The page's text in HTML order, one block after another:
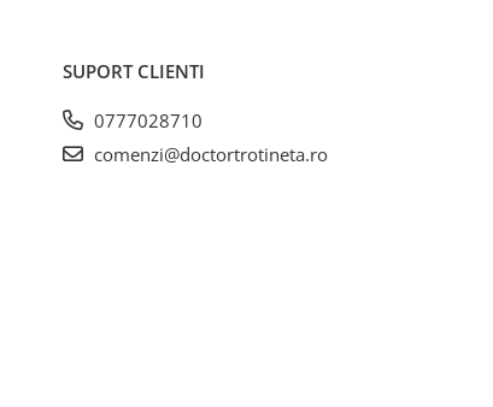
SUPORT CLIENTI
0777028710
comenzi@doctortrotineta.ro